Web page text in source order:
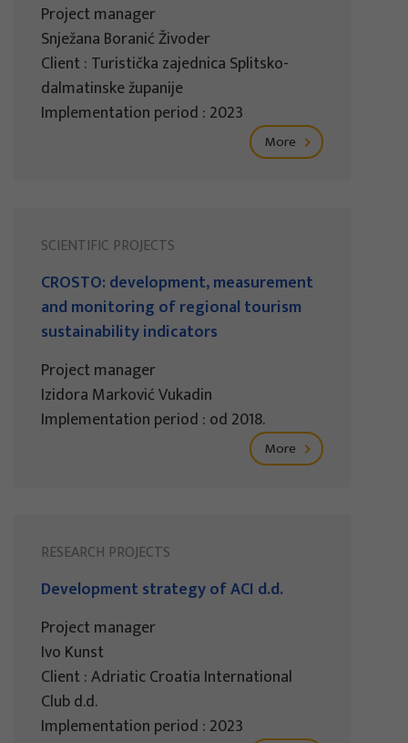
Project manager
Snježana Boranić Živoder
Client : Turistička zajednica Splitsko-
dalmatinske županije
Implementation period : 2023
More
SCIENTIFIC PROJECTS
CROSTO: development, measurement
and monitoring of regional tourism
sustainability indicators
Project manager
Izidora Marković Vukadin
Implementation period : od 2018.
More
RESEARCH PROJECTS
Development strategy of ACI d.d.
Project manager
Ivo Kunst
Client : Adriatic Croatia International
Club d.d.
Implementation period : 2023